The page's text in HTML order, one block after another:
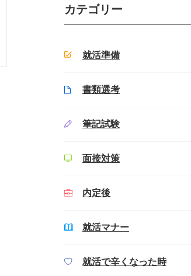
カテゴリー
就活準備
書類選考
筆記試験
面接対策
内定後
就活マナー
就活で辛くなった時